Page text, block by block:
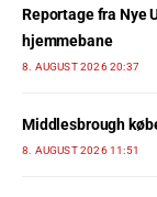
Reportage fra Nye
hjemmebane
8. AUGUST 2026 20:37
Middlesbrough
8. AUGUST 2026 11:51